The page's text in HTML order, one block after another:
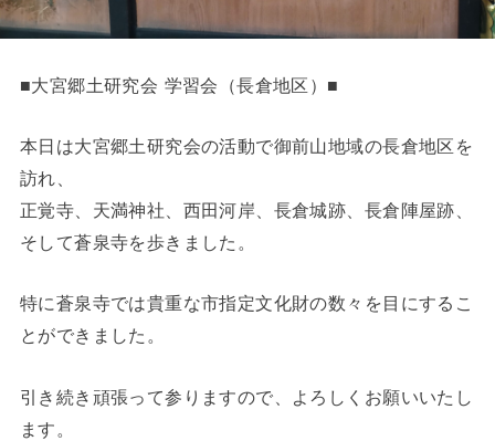
■大宮郷土研究会 学習会（長倉地区）■
本日は大宮郷土研究会の活動で御前山地域の長倉地区を
訪れ、
正覚寺、天満神社、西田河岸、長倉城跡、長倉陣屋跡、
そして蒼泉寺を歩きました。
特に蒼泉寺では貴重な市指定文化財の数々を目にするこ
とができました。
引き続き頑張って参りますので、よろしくお願いいたし
ます。